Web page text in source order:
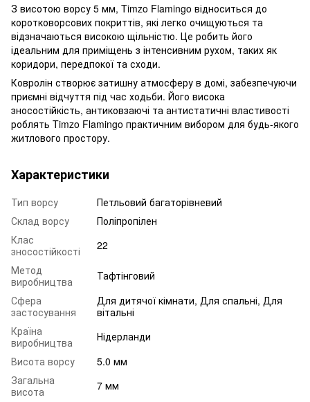
З висотою ворсу 5 мм, Timzo Flamingo відноситься до
коротковорсових покриттів, які легко очищуються та
відзначаються високою щільністю. Це робить його
ідеальним для приміщень з інтенсивним рухом, таких як
коридори, передпокої та сходи.
Ковролін створює затишну атмосферу в домі, забезпечуючи
приємні відчуття під час ходьби. Його висока
зносостійкість, антиковзаючі та антистатичні властивості
роблять Timzo Flamingo практичним вибором для будь-якого
житлового простору.
Характеристики
Тип ворсу
Петльовий багаторівневий
Склад ворсу
Поліпропілен
Клас
зносостійкості
22
Метод
виробництва
Тафтінговий
Сфера
застосування
Для дитячої кімнати, Для спальні, Для
вітальні
Країна
виробництва
Нідерланди
Висота ворсу
5.0 мм
Загальна
висота
7 мм